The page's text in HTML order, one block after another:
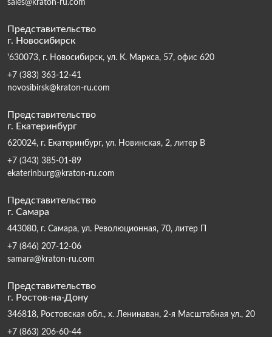
sales@kraton-ru.com
Представительство
г. Новосибирск
'630073, г. Новосибирск, ул. К. Маркса, 57, офис 620
+7 (383) 363-12-41
novosibirsk@kraton-ru.com
Представительство
г. Екатеринбург
620024, г. Екатеринбург, ул. Новинская, 2, литер В
+7 (343) 385-01-89
ekaterinburg@kraton-ru.com
Представительство
г. Самара
443080, г. Самара, ул. Революционная, 70, литер П
+7 (846) 207-12-06
samara@kraton-ru.com
Представительство
г. Ростов-на-Дону
346818, Ростовская обл., х. Ленинаван, 2-я Масштабная ул., 20
+7 (863) 206-60-44